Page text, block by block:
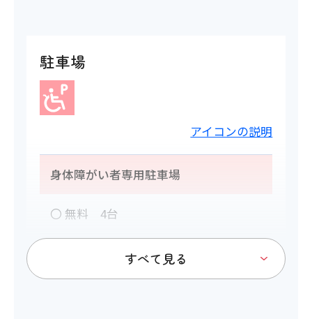
駐車場
アイコンの説明
身体障がい者専用駐車場
〇 無料 4台
トイレ